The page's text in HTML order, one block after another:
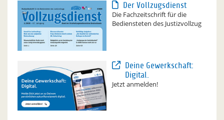
Der Vollzugsdienst
Die Fachzeitschrift für die
Bediensteten des Justizvollzug
Deine Gewerkschaft:
Digital.
Jetzt anmelden!